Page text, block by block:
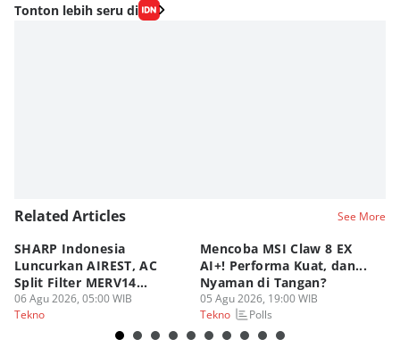
Tonton lebih seru di
Related Articles See More
SHARP Indonesia
Luncurkan AIREST, AC
Split Filter MERV14
Perdana!
06 Agu 2026, 05:00 WIB
Tekno
Mencoba MSI Claw 8 EX
AI+! Performa Kuat, dan...
Nyaman di Tangan?
05 Agu 2026, 19:00 WIB
Tekno
Polls